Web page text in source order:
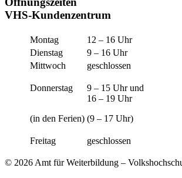
VHS-Kundenzentrum
Montag
12 – 16 Uhr
Dienstag
9 – 16 Uhr
Mittwoch
geschlossen
Donnerstag
(in den Ferien)
9 – 15 Uhr und
16 – 19 Uhr
(9 – 17 Uhr)
Freitag geschlossen
© 2026 Amt für Weiterbildung –